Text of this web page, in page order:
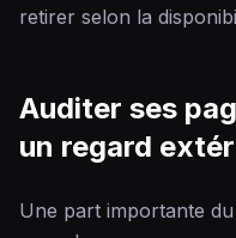
retirer selon la
Auditer ses
un regard
Une part importante